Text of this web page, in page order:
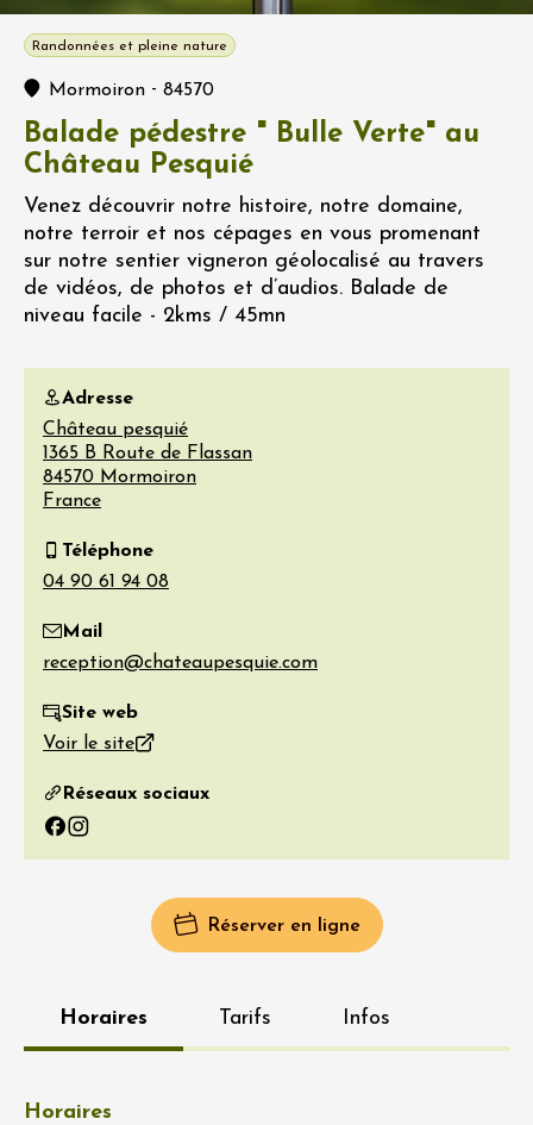
Randonnées et pleine nature
Mormoiron - 84570
Balade pédestre " Bulle Verte" au
Château Pesquié
Venez découvrir notre histoire, notre domaine,
notre terroir et nos cépages en vous promenant
sur notre sentier vigneron géolocalisé au travers
de vidéos, de photos et d’audios. Balade de
niveau facile - 2kms / 45mn
Adresse
Château pesquié
1365 B Route de Flassan
84570 Mormoiron
France
Téléphone
Mail
Site web
Voir le site
Réseaux sociaux
Facebook
Instagram
Réserver en ligne
Horaires Tarifs Infos
Horaires